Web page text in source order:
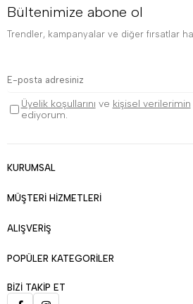
Bültenimize abone ol
Trendler, kampanyalar ve diğer fırsatlar
Üyelik koşullarını ve kişisel verilerimin
ediyorum.
KURUMSAL
MÜŞTERİ HİZMETLERİ
ALIŞVERİŞ
POPÜLER KATEGORİLER
BİZİ TAKİP ET